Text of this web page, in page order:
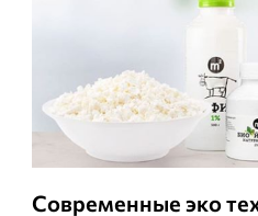
Современные эко